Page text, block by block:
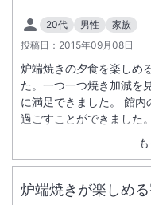
20代 男性
家族
投稿日： 2015年09月08日
炉端焼きの夕食を楽しめ
た。一つ一つ焼き加減を
に満足できました。 館内
過ごすことができました。
炉端焼きが楽しめ